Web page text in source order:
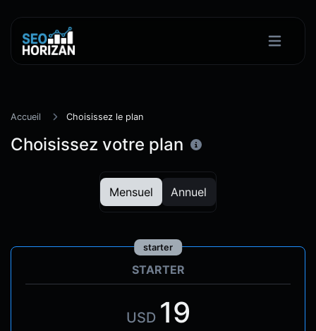
Accueil Choisissez le plan
Choisissez votre plan
Mensuel Annuel
starter
STARTER
USD 19